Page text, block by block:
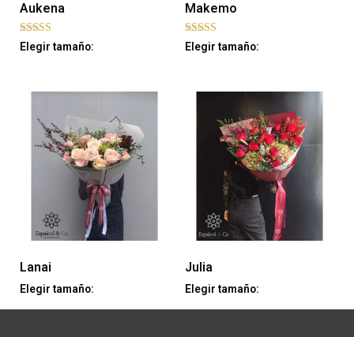
Aukena
Rated
5.00
Elegir tamaño:
Makemo
Rated
5.00
Elegir tamaño:
Lanai
Elegir tamaño:
Julia
Elegir tamaño: